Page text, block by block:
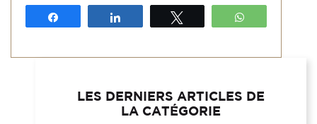
LES DERNIERS ARTICLES DE
LA CATÉGORIE